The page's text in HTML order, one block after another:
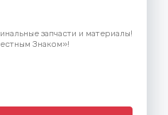
запчасти и материалы!
Знаком»!